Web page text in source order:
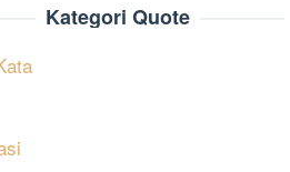
Kategori Quote